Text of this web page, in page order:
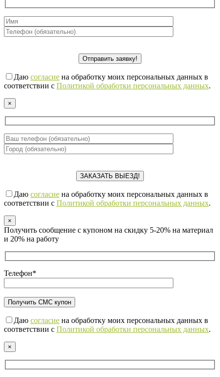
Даю согласие на обработку моих персональных данных в
соответствии с Политикой обработки персональных данных.
×
Даю согласие на обработку моих персональных данных в
соответствии с Политикой обработки персональных данных.
×
Получить сообщение с купоном на скидку 5-20% на материал
и 20% на работу
Телефон*
Даю согласие на обработку моих персональных данных в
соответствии с Политикой обработки персональных данных.
×